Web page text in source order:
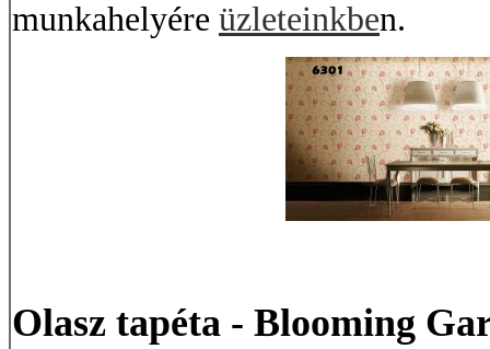
munkahelyére üzleteinkben.
Olasz tapéta - Blooming